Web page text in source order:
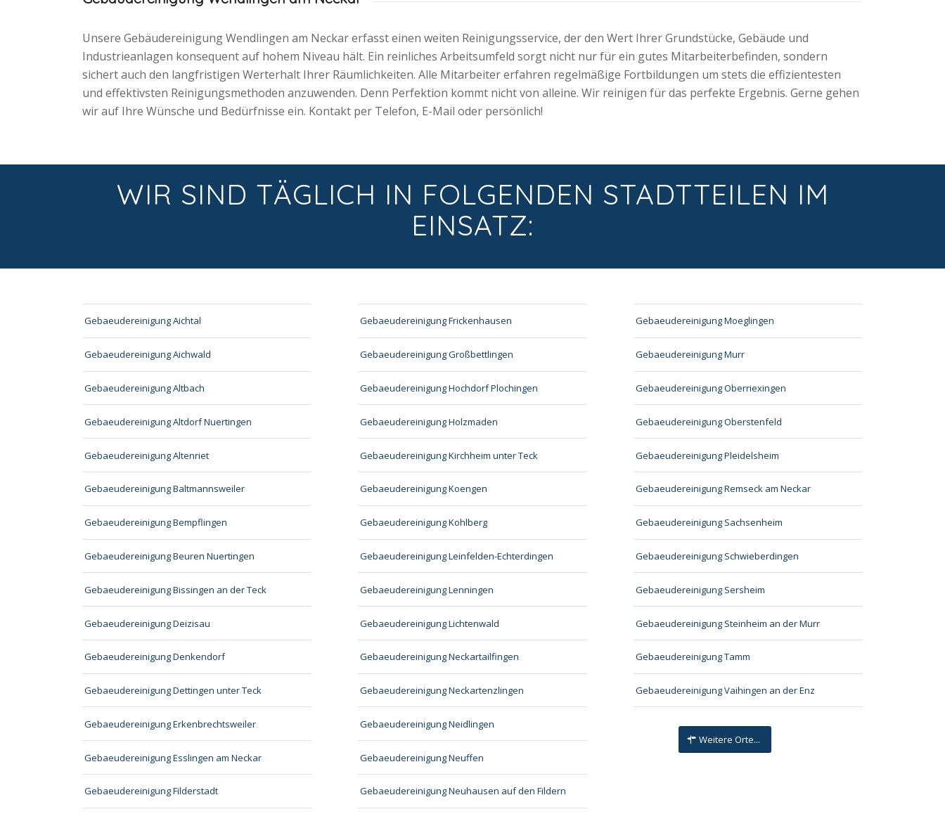
Unsere Gebäudereinigung Wendlingen am Neckar erfasst einen weiten Reinigungsservice, der den Wert Ihrer Grundstücke, Gebäude und
Industrieanlagen konsequent auf hohem Niveau hält. Ein reinliches Arbeitsumfeld sorgt nicht nur für ein gutes Mitarbeiterbefinden, sondern
sichert auch den langfristigen Werterhalt Ihrer Räumlichkeiten. Alle Mitarbeiter erfahren regelmäßige Fortbildungen um stets die effizientesten
und effektivsten Reinigungsmethoden anzuwenden. Denn Perfektion kommt nicht von alleine. Wir reinigen für das perfekte Ergebnis. Gerne gehen
wir auf Ihre Wünsche und Bedürfnisse ein. Kontakt per Telefon, E-Mail oder persönlich!
WIR SIND TÄGLICH IN FOLGENDEN STADTTEILEN IM
EINSATZ:
Gebaeudereinigung Aichtal
Gebaeudereinigung Aichwald
Gebaeudereinigung Altbach
Gebaeudereinigung Altdorf Nuertingen
Gebaeudereinigung Altenriet
Gebaeudereinigung Baltmannsweiler
Gebaeudereinigung Bempflingen
Gebaeudereinigung Beuren Nuertingen
Gebaeudereinigung Bissingen an der Teck
Gebaeudereinigung Deizisau
Gebaeudereinigung Denkendorf
Gebaeudereinigung Dettingen unter Teck
Gebaeudereinigung Erkenbrechtsweiler
Gebaeudereinigung Esslingen am Neckar
Gebaeudereinigung Filderstadt
Gebaeudereinigung Frickenhausen
Gebaeudereinigung Großbettlingen
Gebaeudereinigung Hochdorf Plochingen
Gebaeudereinigung Holzmaden
Gebaeudereinigung Kirchheim unter Teck
Gebaeudereinigung Koengen
Gebaeudereinigung Kohlberg
Gebaeudereinigung Leinfelden-Echterdingen
Gebaeudereinigung Lenningen
Gebaeudereinigung Lichtenwald
Gebaeudereinigung Neckartailfingen
Gebaeudereinigung Neckartenzlingen
Gebaeudereinigung Neidlingen
Gebaeudereinigung Neuffen
Gebaeudereinigung Neuhausen auf den Fildern
Gebaeudereinigung Moeglingen
Gebaeudereinigung Murr
Gebaeudereinigung Oberriexingen
Gebaeudereinigung Oberstenfeld
Gebaeudereinigung Pleidelsheim
Gebaeudereinigung Remseck am Neckar
Gebaeudereinigung Sachsenheim
Gebaeudereinigung Schwieberdingen
Gebaeudereinigung Sersheim
Gebaeudereinigung Steinheim an der Murr
Gebaeudereinigung Tamm
Gebaeudereinigung Vaihingen an der Enz
Weitere Orte...